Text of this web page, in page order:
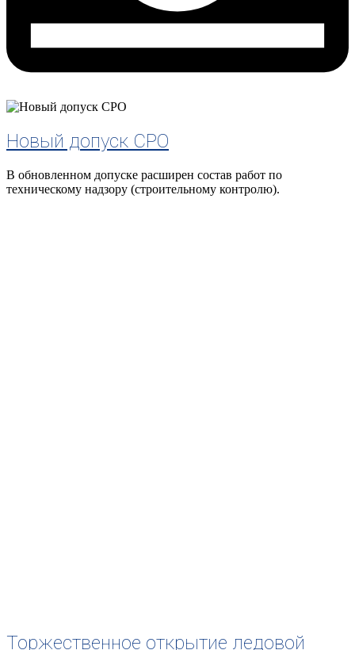
Новый допуск СРО
В обновленном допуске расширен состав работ по
техническому надзору (строительному контролю).
Торжественное открытие ледовой